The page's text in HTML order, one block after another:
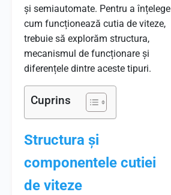
și semiautomate. Pentru a înțelege
cum funcționează cutia de viteze,
trebuie să explorăm structura,
mecanismul de funcționare și
diferențele dintre aceste tipuri.
Cuprins
Structura și
componentele cutiei
de viteze